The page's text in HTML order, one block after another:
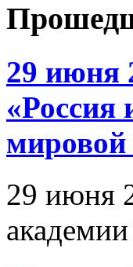
29 июня
«Россия
мировой
29 июня